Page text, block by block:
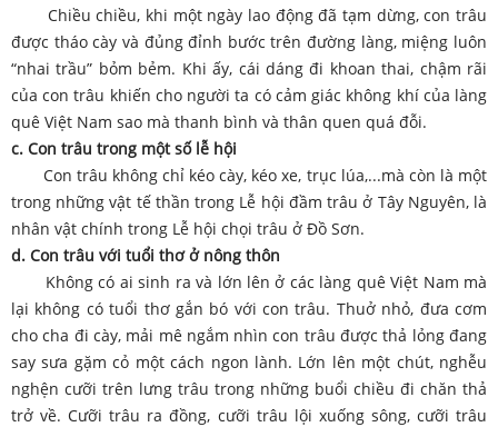
Chiều chiều, khi một ngày lao động đã tạm dừng, con trâu
được tháo cày và đủng đỉnh bước trên đường làng, miệng luôn
“nhai trầu” bỏm bẻm. Khi ấy, cái dáng đi khoan thai, chậm rãi
của con trâu khiến cho người ta có cảm giác không khí của làng
quê Việt Nam sao mà thanh bình và thân quen quá đỗi.
c. Con trâu trong một số lễ hội
Con trâu không chỉ kéo cày, kéo xe, trục lúa,...mà còn là một
trong những vật tế thần trong Lễ hội đầm trâu ở Tây Nguyên, là
nhân vật chính trong Lễ hội chọi trâu ở Đồ Sơn.
d. Con trâu với tuổi thơ ở nông thôn
Không có ai sinh ra và lớn lên ở các làng quê Việt Nam mà
lại không có tuổi thơ gắn bó với con trâu. Thuở nhỏ, đưa cơm
cho cha đi cày, mải mê ngắm nhìn con trâu được thả lỏng đang
say sưa gặm cỏ một cách ngon lành. Lớn lên một chút, nghễu
nghện cưỡi trên lưng trâu trong những buổi chiều đi chăn thả
trở về. Cưỡi trâu ra đồng, cưỡi trâu lội xuống sông, cưỡi trâu